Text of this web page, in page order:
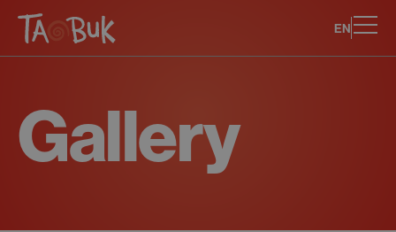
EN
Gallery